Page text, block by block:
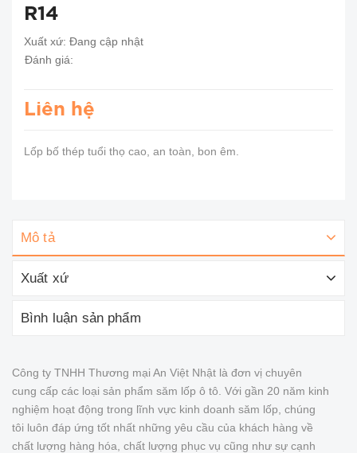
R14
Xuất xứ: Đang cập nhật
Đánh giá:
Liên hệ
Lốp bố thép tuổi thọ cao, an toàn, bon êm.
Mô tả
Xuất xứ
Bình luận sản phẩm
Công ty TNHH Thương mại An Việt Nhật là đơn vị chuyên
cung cấp các loại sản phẩm săm lốp ô tô. Với gần 20 năm kinh
nghiệm hoạt động trong lĩnh vực kinh doanh săm lốp, chúng
tôi luôn đáp ứng tốt nhất những yêu cầu của khách hàng về
chất lượng hàng hóa, chất lượng phục vụ cũng như sự cạnh